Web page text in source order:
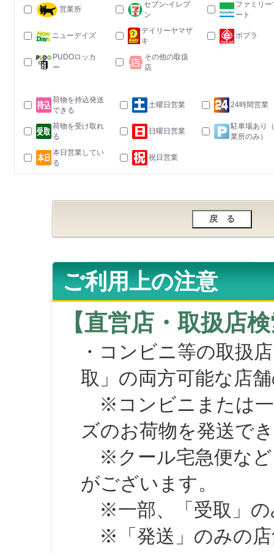
営業所
セブン-イレブ
ン
ファミリー
ート
ニューデイズ
デイリーヤマザ
キ
ポプラ
PUDOロッカ
ー
その他の取扱
店
荷物を持込発送
できる
土曜日営業 24時間営業
荷物を受け取れ
る
日曜日営業
駐車場あり
業所のみ）
本日営業してい
る
祝日営業
ご利用上の注意
【直営店・取扱店
・コンビニ等の取扱
取」の両方可能な店
※コンビニまたは一
ズのお荷物を発送で
※クール宅急便など
がございます。
※一部、「受取」の
※「発送」のみの店